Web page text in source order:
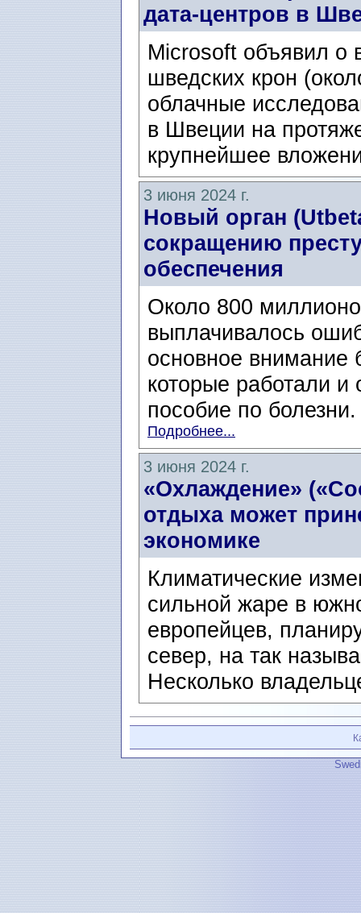
дата-центров в
Microsoft объявил о
шведских крон
облачные
в Швеции на
крупнейшее
3 июня 2024 г.
Новый орган
сокращению
обеспечения
Около 800
выплачивалось
основное внимание
которые работали
пособие по
Подробнее...
3 июня 2024 г.
«Охлаждение»
отдыха может
экономике
Климатические
сильной жаре в
европейцев,
север, на так
Несколько